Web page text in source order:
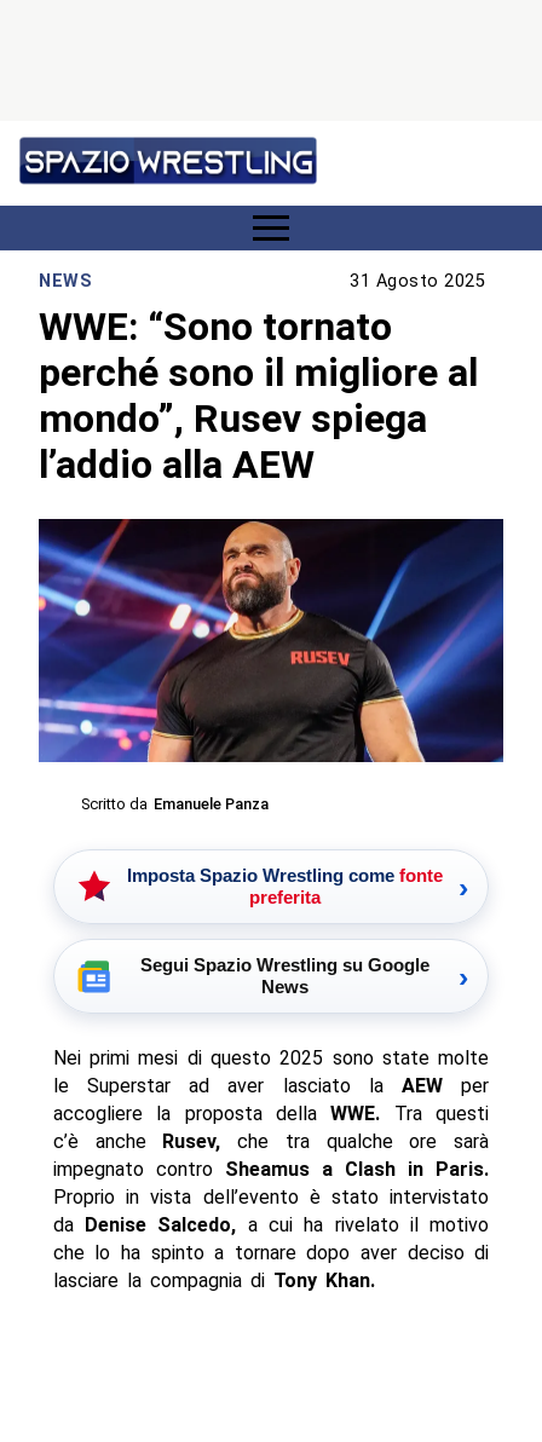
NEWS 31 Agosto 2025
WWE: “Sono tornato
perché sono il migliore al
mondo”, Rusev spiega
l’addio alla AEW
Scritto da Emanuele Panza
Imposta Spazio Wrestling come fonte
preferita
›
Segui Spazio Wrestling su Google
News
›
Nei primi mesi di questo 2025 sono state molte
le Superstar ad aver lasciato la AEWper
accogliere la proposta dellaWWE. Tra questi
c’è anche
Rusev, che tra qualche ore sarà
impegnato contro Sheamus a Clash in Paris.
Proprio in vista dell’evento è stato intervistato
da
Denise Salcedo, a cui ha rivelato il motivo
che lo ha spinto a tornare dopo aver deciso di
lasciare la compagnia di Tony Khan.